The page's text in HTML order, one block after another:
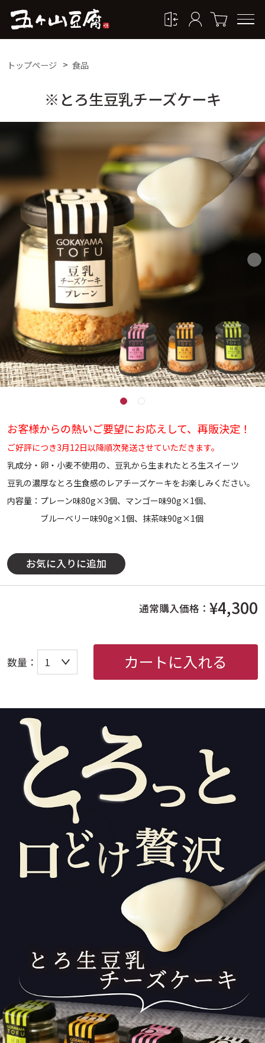
トップページ 食品
※とろ生豆乳チーズケーキ
お客様からの熱いご要望にお応えして、再販決定！
ご好評につき3月12日以降順次発送させていただきます。
乳成分・卵・小麦不使用の、豆乳から生まれたとろ生スイーツ
豆乳の濃厚なとろ生食感のレアチーズケーキをお楽しみください。
内容量：プレーン味80g×3個、マンゴー味90g×1個、
ブルーベリー味90g×1個、抹茶味90g×1個
お気に入りに追加
通常購入価格：¥4,300
数量： カートに入れる